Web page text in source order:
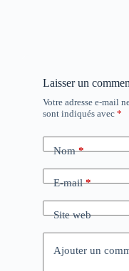
Laisser un
Votre adresse e-mail
sont indiqués avec *
Nom*
E-mail*
Site web
Ajouter un